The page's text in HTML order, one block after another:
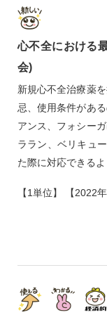
心不全における
会)
新規心不全治療薬
忌、使用条件があ
アンス、フォシー
ララン、ベリキュ
た際に対応できるよ
【1単位】 【2022